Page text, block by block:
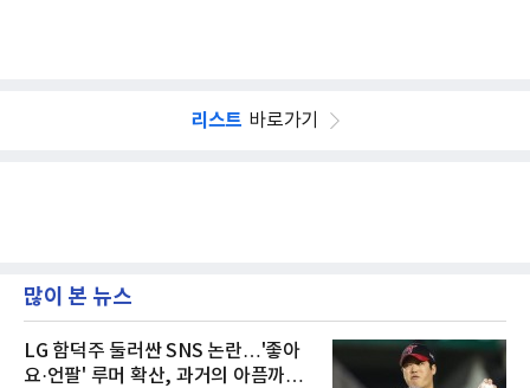
리스트 바로가기
많이 본 뉴스
LG 함덕주 둘러싼 SNS 논란…'좋아
요·언팔' 루머 확산, 과거의 아픔까지